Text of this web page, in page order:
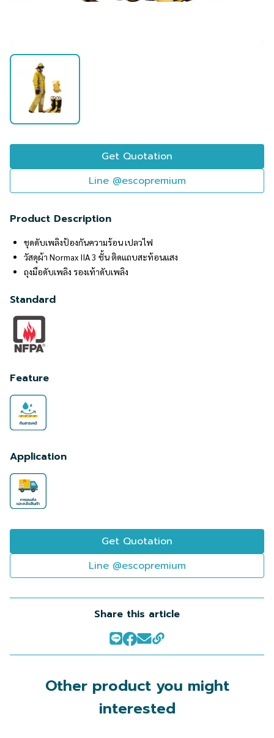
Get Quotation
Line @escopremium
Product Description
ชุดดับเพลิงป้องกันความร้อน เปลวไฟ
วัสดุผ้า Normax IIA 3 ชั้น ติดแถบสะท้อนแสง
ถุงมือดับเพลิง รองเท้าดับเพลิง
Standard
Feature
Application
Get Quotation
Line @escopremium
Share this article
Other product you might
interested